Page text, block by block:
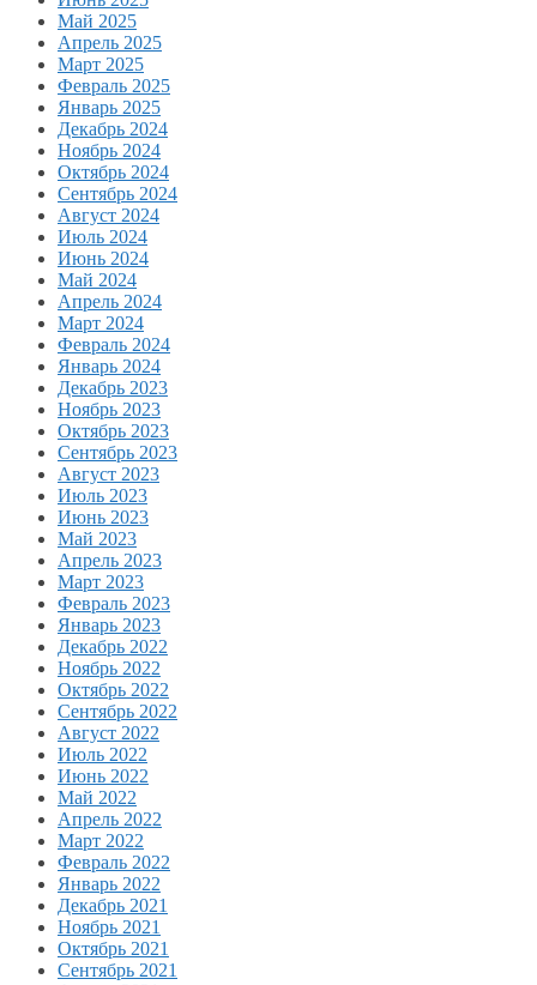
Май 2025
Апрель 2025
Март 2025
Февраль 2025
Январь 2025
Декабрь 2024
Ноябрь 2024
Октябрь 2024
Сентябрь 2024
Август 2024
Июль 2024
Июнь 2024
Май 2024
Апрель 2024
Март 2024
Февраль 2024
Январь 2024
Декабрь 2023
Ноябрь 2023
Октябрь 2023
Сентябрь 2023
Август 2023
Июль 2023
Июнь 2023
Май 2023
Апрель 2023
Март 2023
Февраль 2023
Январь 2023
Декабрь 2022
Ноябрь 2022
Октябрь 2022
Сентябрь 2022
Август 2022
Июль 2022
Июнь 2022
Май 2022
Апрель 2022
Март 2022
Февраль 2022
Январь 2022
Декабрь 2021
Ноябрь 2021
Октябрь 2021
Сентябрь 2021